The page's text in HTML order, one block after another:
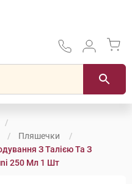
Пляшечки
З Талією Та З
250 Мл 1 Шт